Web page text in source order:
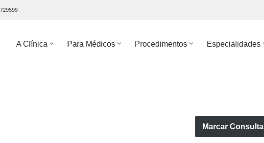
A Clínica Para Médicos Procedimentos Especialidades
Marcar Consulta